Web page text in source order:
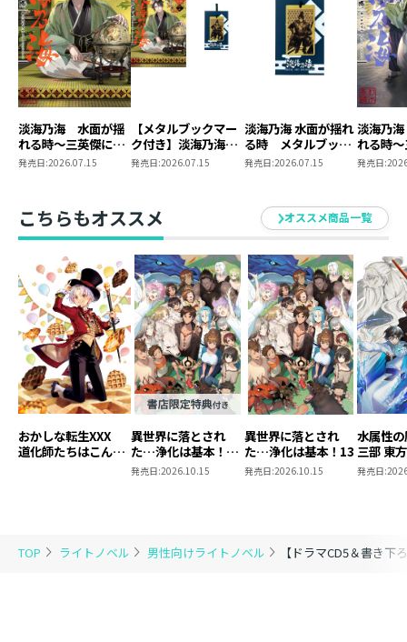
TOP ライトノベル 男性向けライトノベル 【ドラマCD5＆書き
淡海乃海 水面が揺
れる時～三英傑に嫌
われた不運な男、朽
発売日:2026.07.15
【メタルブックマー
ク付き】淡海乃海
水面が揺れる時～三
発売日:2026.07.15
淡海乃海 水面が揺れ
る時 メタルブック
マーク
発売日:2026.07.15
淡海乃
れる時
われた
発売日:
こちらもオススメ オススメ商品一覧
おかしな転生XXX
道化師たちはこんが
異世界に落とされ
た…浄化は基本！
13【ピッコマ限定
SS付き】
発売日:2026.10.15
異世界に落とされ
た…浄化は基本！13
発売日:2026.10.15
水属性
三部 東
発売日: